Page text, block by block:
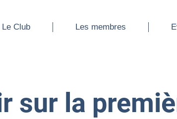
Le Club Les membres
sur la
Le Club Les membres